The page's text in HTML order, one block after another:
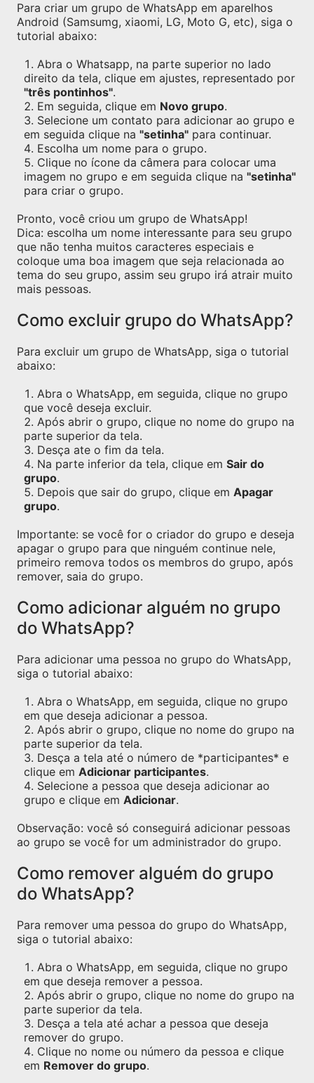
Para criar um grupo de WhatsApp em aparelhos
Android (Samsumg, xiaomi, LG, Moto G, etc), siga o
tutorial abaixo:
Abra o Whatsapp, na parte superior no lado
direito da tela, clique em ajustes, representado por
"três pontinhos".
Em seguida, clique em Novo grupo.
Selecione um contato para adicionar ao grupo e
em seguida clique na "setinha" para continuar.
Escolha um nome para o grupo.
Clique no ícone da câmera para colocar uma
imagem no grupo e em seguida clique na "setinha"
para criar o grupo.
Pronto, você criou um grupo de WhatsApp!
Dica: escolha um nome interessante para seu grupo
que não tenha muitos caracteres especiais e
coloque uma boa imagem que seja relacionada ao
tema do seu grupo, assim seu grupo irá atrair muito
mais pessoas.
Como excluir grupo do WhatsApp?
Para excluir um grupo de WhatsApp, siga o tutorial
abaixo:
Abra o WhatsApp, em seguida, clique no grupo
que você deseja excluir.
Após abrir o grupo, clique no nome do grupo na
parte superior da tela.
Desça ate o fim da tela.
Na parte inferior da tela, clique em Sair do
grupo.
Depois que sair do grupo, clique em Apagar
grupo.
Importante: se você for o criador do grupo e deseja
apagar o grupo para que ninguém continue nele,
primeiro remova todos os membros do grupo, após
remover, saia do grupo.
Como adicionar alguém no grupo
do WhatsApp?
Para adicionar uma pessoa no grupo do WhatsApp,
siga o tutorial abaixo:
Abra o WhatsApp, em seguida, clique no grupo
em que deseja adicionar a pessoa.
Após abrir o grupo, clique no nome do grupo na
parte superior da tela.
Desça a tela até o número de *participantes* e
clique em Adicionar participantes.
Selecione a pessoa que deseja adicionar ao
grupo e clique em Adicionar.
Observação: você só conseguirá adicionar pessoas
ao grupo se você for um administrador do grupo.
Como remover alguém do grupo
do WhatsApp?
Para remover uma pessoa do grupo do WhatsApp,
siga o tutorial abaixo:
Abra o WhatsApp, em seguida, clique no grupo
em que deseja remover a pessoa.
Após abrir o grupo, clique no nome do grupo na
parte superior da tela.
Desça a tela até achar a pessoa que deseja
remover do grupo.
Clique no nome ou número da pessoa e clique
em Remover do grupo.